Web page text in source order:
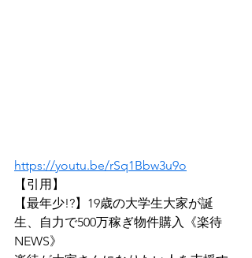
https://youtu.be/rSq1Bbw3u9o
【引用】
【最年少!?】19歳の大学生大家が誕
生、自力で500万稼ぎ物件購入《楽待
NEWS》